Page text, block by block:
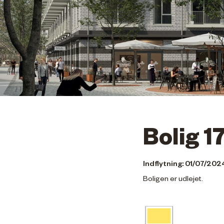
Bolig
Indflytning: 01/07/
Boligen er udlejet.